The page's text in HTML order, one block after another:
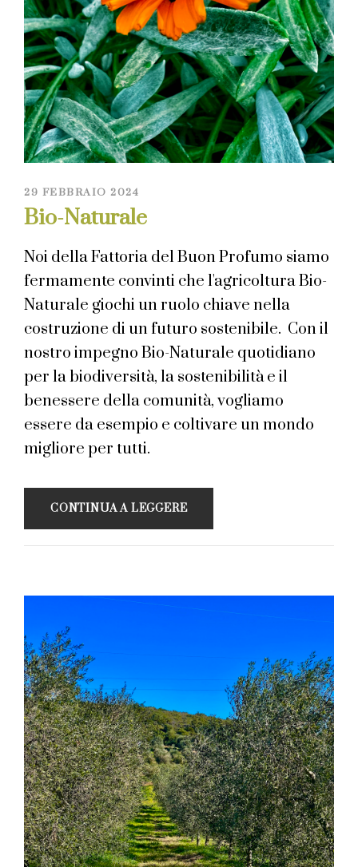
29 FEBBRAIO 2024
Bio-Naturale
Noi della Fattoria del Buon Profumo siamo
fermamente convinti che l'agricoltura Bio-
Naturale giochi un ruolo chiave nella
costruzione di un futuro sostenibile. Con il
nostro impegno Bio-Naturale quotidiano
per la biodiversità, la sostenibilità e il
benessere della comunità, vogliamo
essere da esempio e coltivare un mondo
migliore per tutti.
CONTINUA A LEGGERE